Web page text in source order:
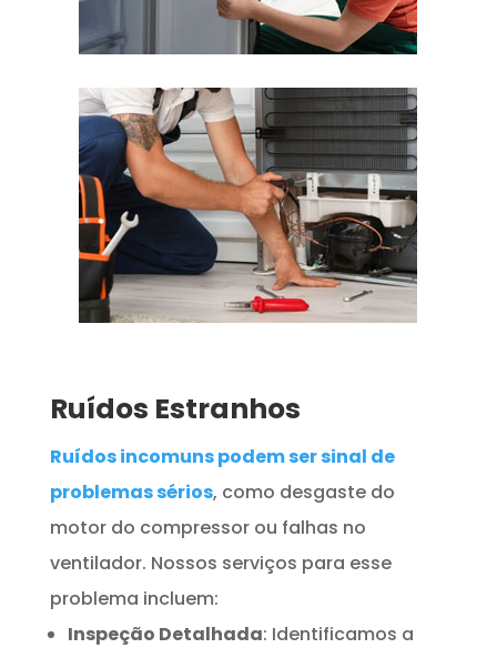
Ruídos Estranhos
Ruídos incomuns podem ser sinal de
problemas sérios, como desgaste do
motor do compressor ou falhas no
ventilador. Nossos serviços para esse
problema incluem:
Inspeção Detalhada: Identificamos a